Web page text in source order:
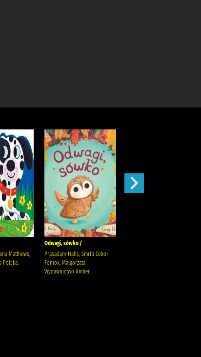
Matthews,
Polska.
Odwagi, sówko /
Prasadam-Halls, Smriti Cebo-
Foniok, Małgorzata
Wydawnictwo Amber